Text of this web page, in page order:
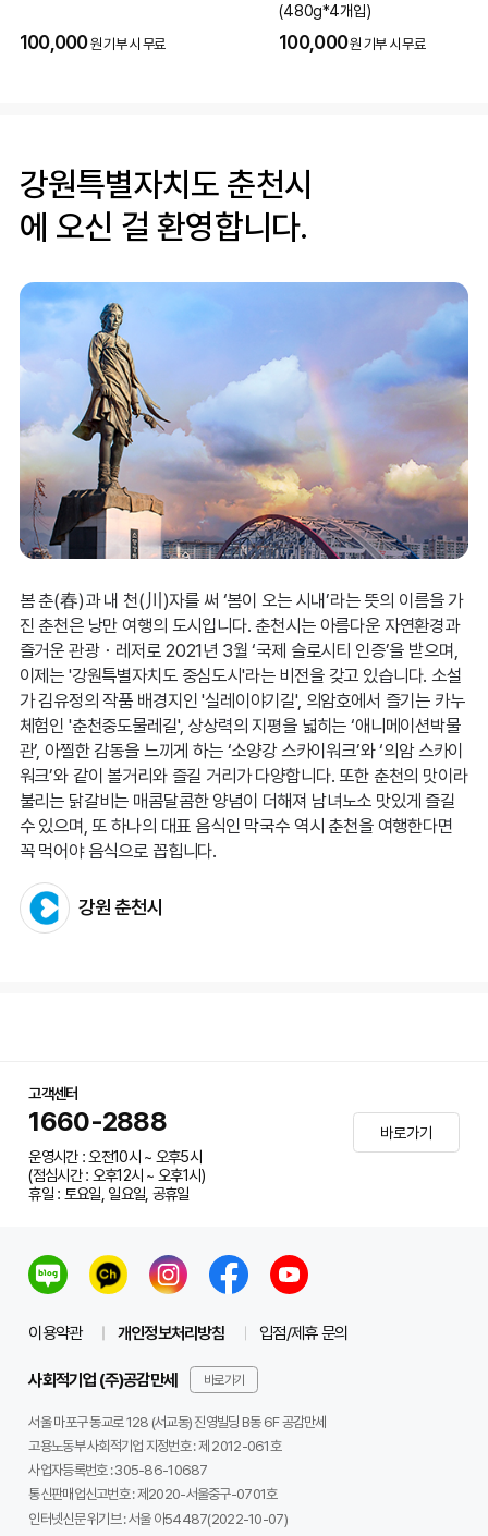
100,000원 기부 시 무료
(480g*4개입)
100,000원 기부 시 무료
강원특별자치도 춘천시
에 오신 걸 환영합니다.
봄 춘(春)과 내 천(川)자를 써 ‘봄이 오는 시내’라는 뜻의 이름을 가
진 춘천은 낭만 여행의 도시입니다. 춘천시는 아름다운 자연환경과
즐거운 관광・레저로 2021년 3월 ‘국제 슬로시티 인증’을 받으며,
이제는 '강원특별자치도 중심도시'라는 비전을 갖고 있습니다. 소설
가 김유정의 작품 배경지인 '실레이야기길', 의암호에서 즐기는 카누
체험인 '춘천중도물레길', 상상력의 지평을 넓히는 ‘애니메이션박물
관’, 아찔한 감동을 느끼게 하는 ‘소양강 스카이워크’와 ‘의암 스카이
워크’와 같이 볼거리와 즐길 거리가 다양합니다. 또한 춘천의 맛이라
불리는 닭갈비는 매콤달콤한 양념이 더해져 남녀노소 맛있게 즐길
수 있으며, 또 하나의 대표 음식인 막국수 역시 춘천을 여행한다면
꼭 먹어야 음식으로 꼽힙니다.
강원 춘천시
고객센터
1660-2888
운영시간 : 오전10시 ~ 오후5시
(점심시간 : 오후12시 ~ 오후1시)
휴일 : 토요일, 일요일, 공휴일
바로가기
이용약관 개인정보처리방침 입점/제휴 문의
사회적기업 (주)공감만세 바로가기
서울 마포구 동교로 128 (서교동) 진영빌딩 B동 6F 공감만세
고용노동부 사회적기업 지정번호 : 제 2012-061호
사업자등록번호 :305-86-10687
통신판매업신고번호 :제2020-서울중구-0701호
인터넷신문 위기브 :서울 아54487(2022-10-07)